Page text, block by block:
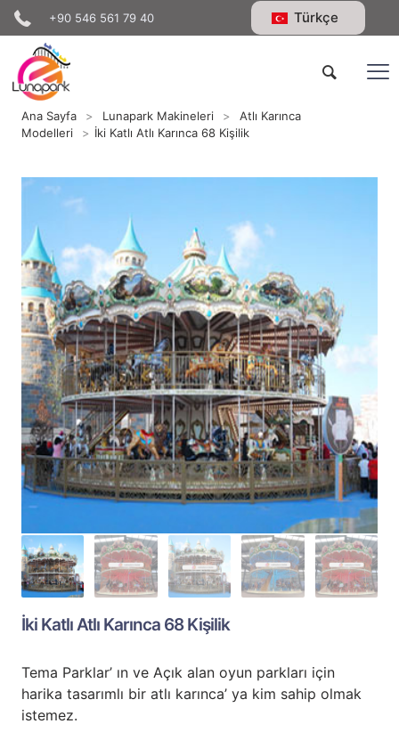
+90 546 561 79 40 Türkçe
Ana Sayfa > Lunapark Makineleri >
Atlı Karınca
Modelleri
> İki Katlı Atlı Karınca 68 Kişilik
İki Katlı Atlı Karınca 68 Kişilik
Tema Parklar’ ın ve Açık alan oyun parkları için
harika tasarımlı bir atlı karınca’ ya kim sahip olmak
istemez.